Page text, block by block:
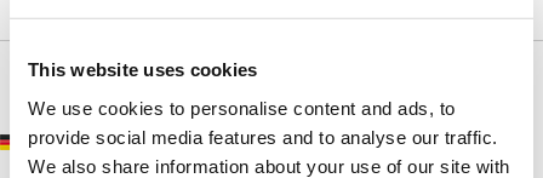
This website uses cookies
We use cookies to personalise content and ads, to
provide social media features and to analyse our traffic.
We also share information about your use of our site with
Please note that our projects are only available in German.